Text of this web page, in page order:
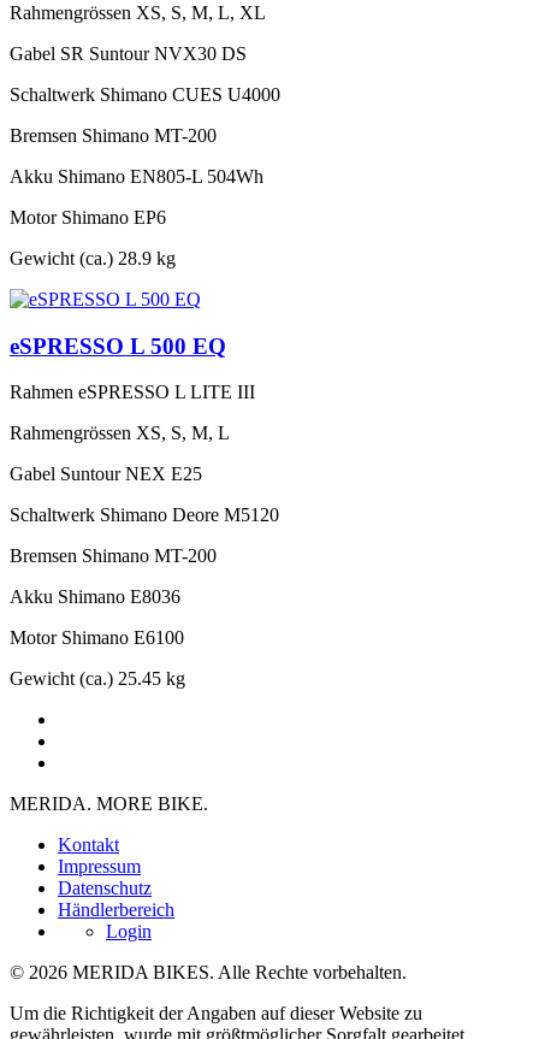
Rahmengrössen XS, S, M, L, XL
Gabel SR Suntour NVX30 DS
Schaltwerk Shimano CUES U4000
Bremsen Shimano MT-200
Akku Shimano EN805-L 504Wh
Motor Shimano EP6
Gewicht (ca.) 28.9 kg
eSPRESSO L 500 EQ
Rahmen eSPRESSO L LITE III
Rahmengrössen XS, S, M, L
Gabel Suntour NEX E25
Schaltwerk Shimano Deore M5120
Bremsen Shimano MT-200
Akku Shimano E8036
Motor Shimano E6100
Gewicht (ca.) 25.45 kg
MERIDA. MORE BIKE.
Kontakt
Impressum
Datenschutz
Händlerbereich
Login
© 2026 MERIDA BIKES. Alle Rechte vorbehalten.
Um die Richtigkeit der Angaben auf dieser Website zu